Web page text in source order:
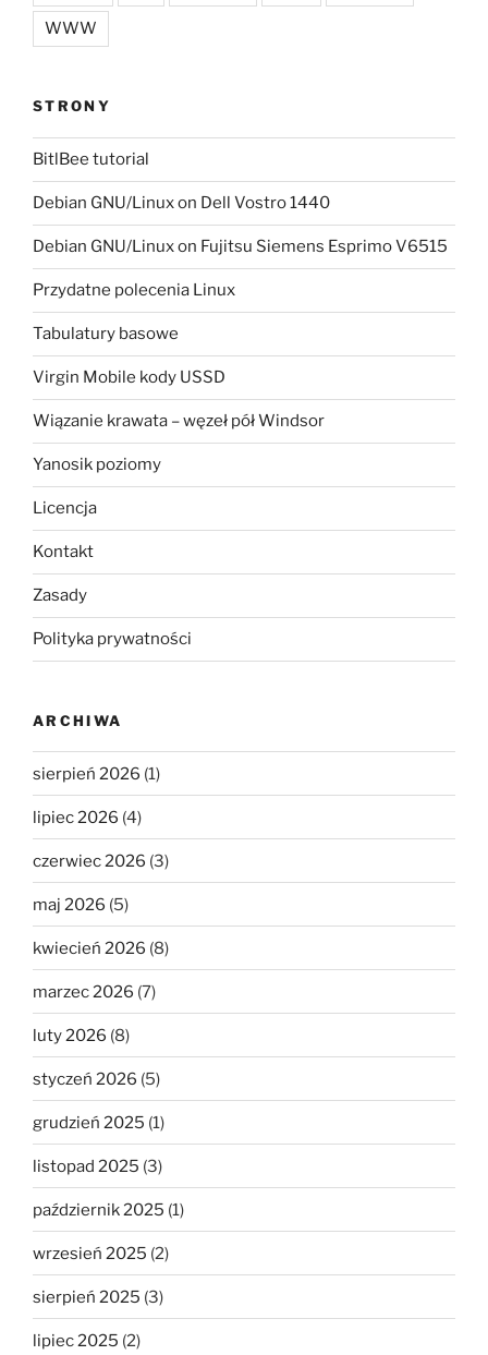
WWW
STRONY
BitlBee tutorial
Debian GNU/Linux on Dell Vostro 1440
Debian GNU/Linux on Fujitsu Siemens Esprimo V6515
Przydatne polecenia Linux
Tabulatury basowe
Virgin Mobile kody USSD
Wiązanie krawata – węzeł pół Windsor
Yanosik poziomy
Licencja
Kontakt
Zasady
Polityka prywatności
ARCHIWA
sierpień 2026 (1)
lipiec 2026 (4)
czerwiec 2026 (3)
maj 2026 (5)
kwiecień 2026 (8)
marzec 2026 (7)
luty 2026 (8)
styczeń 2026 (5)
grudzień 2025 (1)
listopad 2025 (3)
październik 2025 (1)
wrzesień 2025 (2)
sierpień 2025 (3)
lipiec 2025 (2)